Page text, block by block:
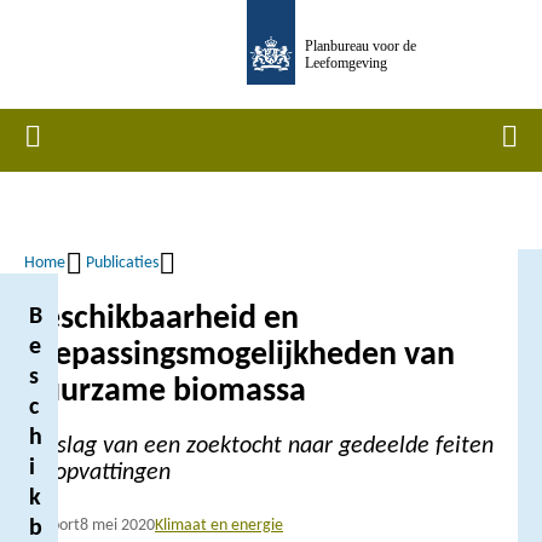
inhoud
Planbureau voor de
Leefomgeving
Home
Kruimelpad
Home Publicaties
Beschikbaarheid en
toepassingsmogelijkheden van
duurzame biomassa
Verslag van een zoektocht naar gedeelde feiten
en opvattingen
Rapport8 mei 2020Klimaat en energie
B
e
s
c
h
i
k
b